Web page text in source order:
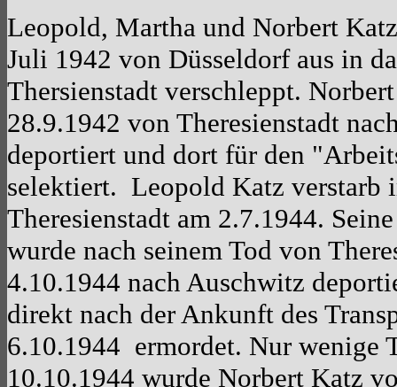
Leopold, Martha und Norbert
Juli 1942 von Düsseldorf aus in
Thersienstadt verschleppt.
28.9.1942 von Theresienstadt
deportiert und dort für den
selektiert. Leopold Katz verstarb
Theresienstadt am 2.7.1944.
wurde nach seinem Tod von
4.10.1944 nach Auschwitz
direkt nach der Ankunft des
6.10.1944 ermordet. Nur wenige
10.10.1944 wurde Norbert Katz